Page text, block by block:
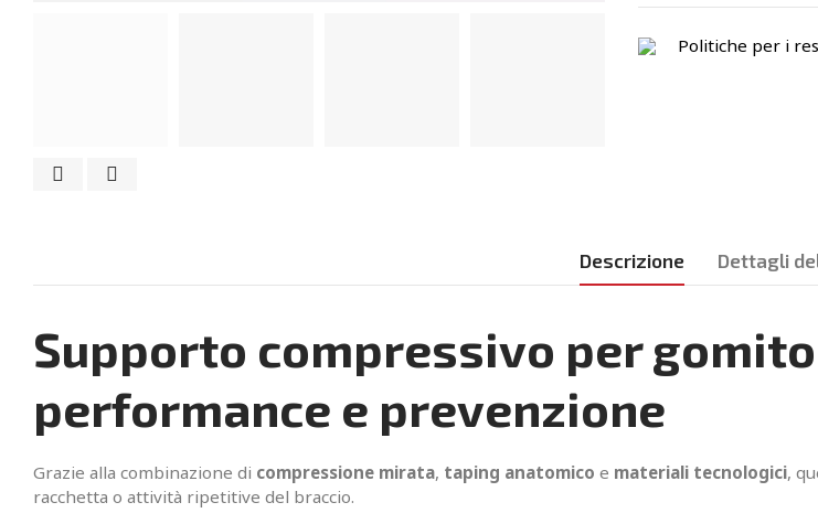
Politiche per i
Descrizione Dettagli
Supporto compressivo per
performance e prevenzione
Grazie alla combinazione di compressione mirata, taping anatomico e materiali tecnologici,
racchetta o attività ripetitive del braccio.